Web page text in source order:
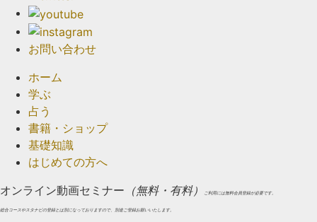
お問い合わせ
ホーム
学ぶ
占う
書籍・ショップ
基礎知識
はじめての方へ
オンライン動画セミナー （無料・有料） ご利用には無料会員登録が必要です。
総合コースやスタナビの登録とは別になっておりますので、別途ご登録お願いいたします。